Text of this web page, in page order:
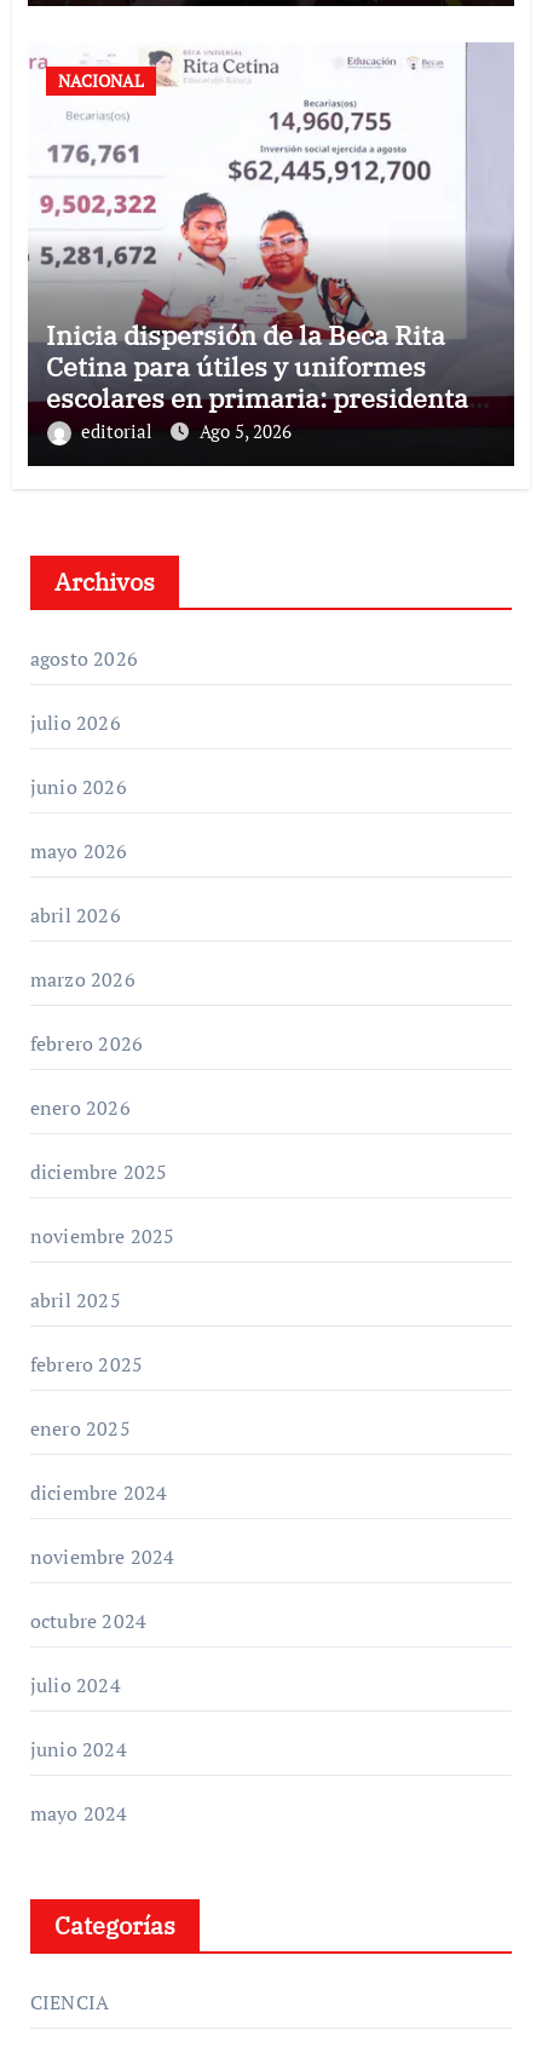
NACIONAL
Inicia dispersión de la Beca Rita
Cetina para útiles y uniformes
escolares en primaria: presidenta
Claudia Sheinbaum
editorial Ago 5, 2026
Archivos
agosto 2026
julio 2026
junio 2026
mayo 2026
abril 2026
marzo 2026
febrero 2026
enero 2026
diciembre 2025
noviembre 2025
abril 2025
febrero 2025
enero 2025
diciembre 2024
noviembre 2024
octubre 2024
julio 2024
junio 2024
mayo 2024
Categorías
CIENCIA